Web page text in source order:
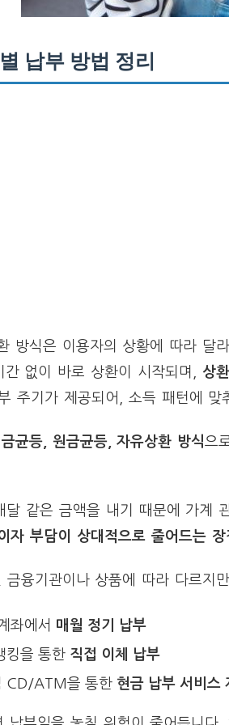
납부 방법 정리
방식은 이용자의 상황에 따라 달
간 없이 바로 상환이 시작되며, 상
주기가 제공되어, 소득 패턴에 맞
균등, 원금균등, 자유상환 방식으
달 같은 금액을 내기 때문에 가계
자 부담이 상대적으로 줄어드는 장
융기관이나 상품에 따라 다르지
좌에서 매월 정기 납부
킹을 통한 직접 이체 납부
CD/ATM을 통한 현금 납부 서비스